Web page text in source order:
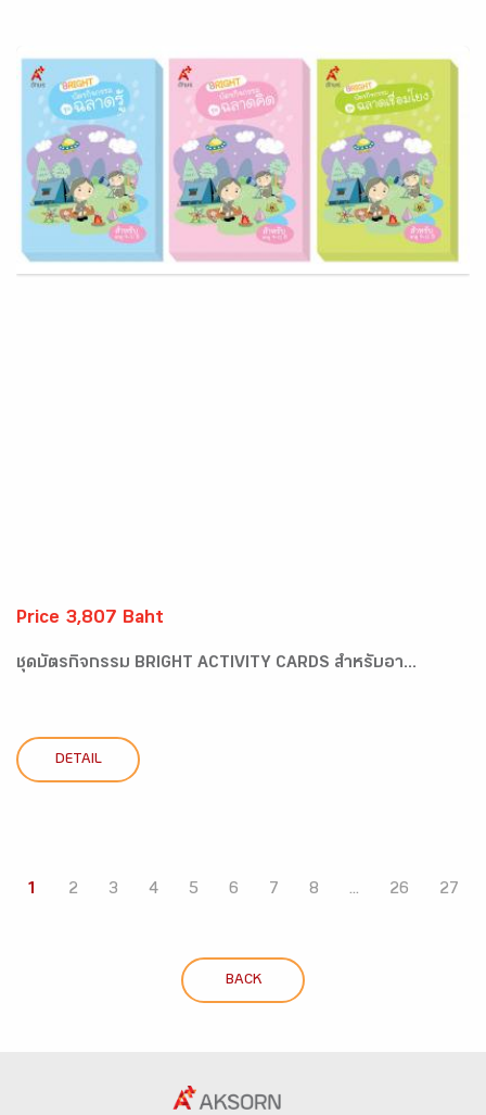
Price 3,807 Baht
ชุดบัตรกิจกรรม BRIGHT ACTIVITY CARDS สำหรับอา...
DETAIL
1 2 3 4 5 6 7 8 ... 26 27
BACK